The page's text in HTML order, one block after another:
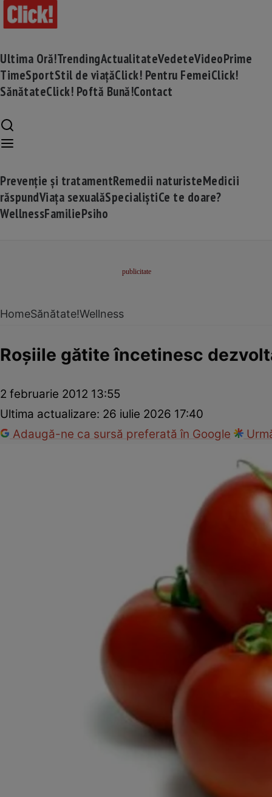
Ultima Oră!TrendingActualitateVedeteVideoPrime
TimeSportStil de viațăClick! Pentru FemeiClick!
SănătateClick! Poftă Bună!Contact
Prevenție și tratamentRemedii naturisteMedicii
răspundViața sexualăSpecialiștiCe te doare?
WellnessFamiliePsiho
HomeSănătate!Wellness
Roşiile gătite încetinesc
2 februarie 2012 13:55
Ultima actualizare: 26 iulie 2026 17:40
Adaugă-ne ca sursă preferată în Google